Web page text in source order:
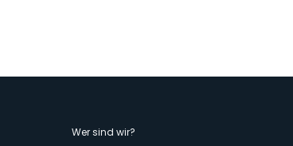
Wer sind wir?